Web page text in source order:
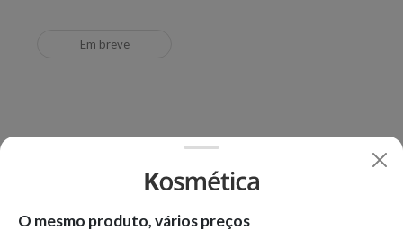
Em breve
O mesmo produto, vários preços